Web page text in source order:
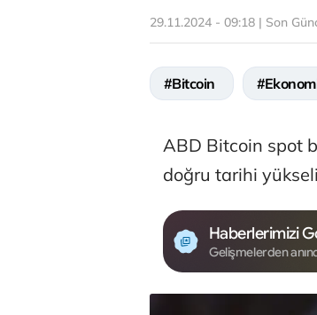
29.11.2024 - 09:18 | Son
#Bitcoin
ABD Bitcoin spot
doğru tarihi
Haberlerimizi
Gelişmelerden